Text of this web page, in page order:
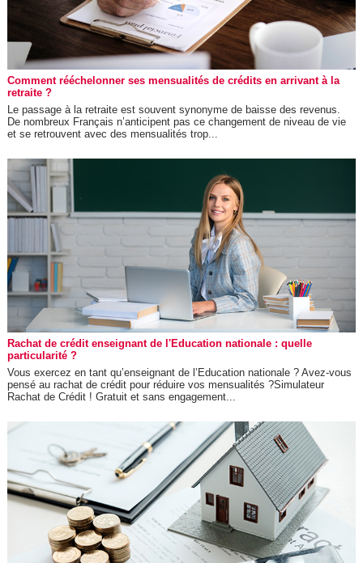
Comment rééchelonner ses mensualités de crédits en arrivant à la
retraite ?
Le passage à la retraite est souvent synonyme de baisse des revenus.
De nombreux Français n’anticipent pas ce changement de niveau de vie
et se retrouvent avec des mensualités trop...
Rachat de crédit enseignant de l'Education nationale : quelle
particularité ?
Vous exercez en tant qu’enseignant de l’Education nationale ? Avez-vous
pensé au rachat de crédit pour réduire vos mensualités ?Simulateur
Rachat de Crédit ! Gratuit et sans engagement...